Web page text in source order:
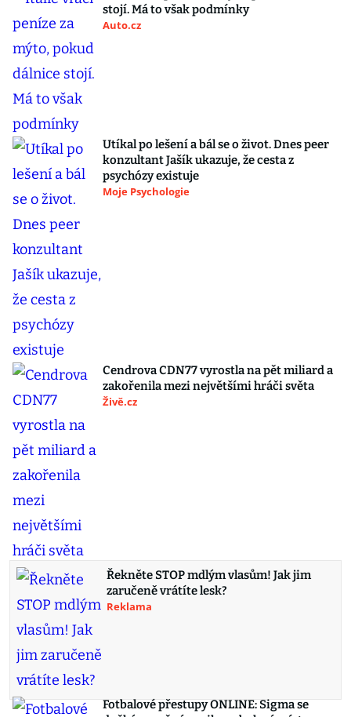
stojí. Má to však podmínky
Auto.cz
Utíkal po lešení a bál se o život. Dnes peer
konzultant Jašík ukazuje, že cesta z
psychózy existuje
Moje Psychologie
Cendrova CDN77 vyrostla na pět miliard a
zakořenila mezi největšími hráči světa
Živě.cz
Řekněte STOP mdlým vlasům! Jak jim
zaručeně vrátíte lesk?
Reklama
Fotbalové přestupy ONLINE: Sigma se